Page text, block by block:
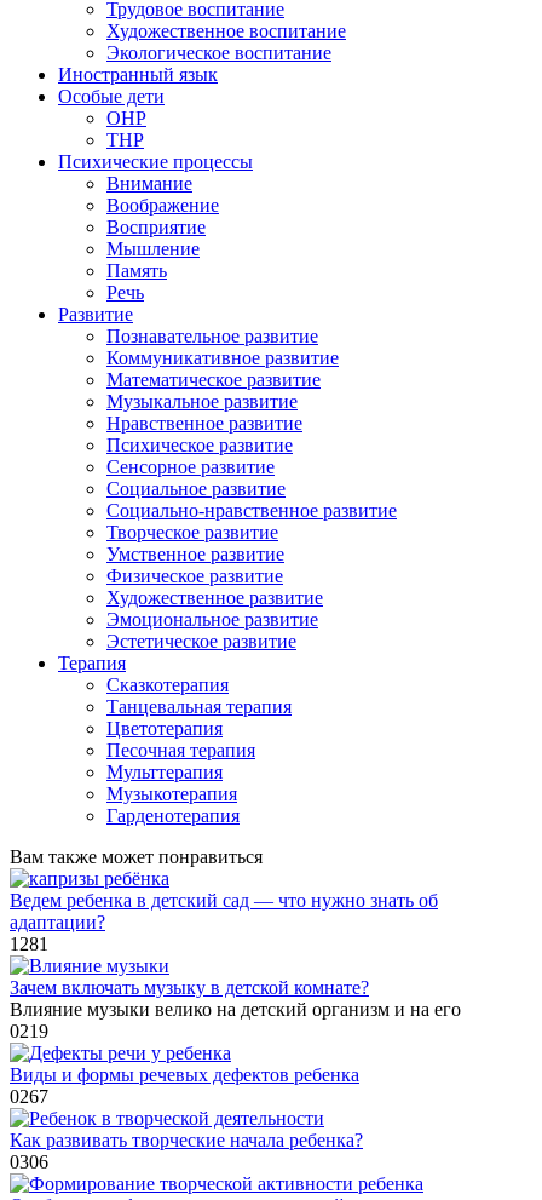
Трудовое воспитание
Художественное воспитание
Экологическое воспитание
Иностранный язык
Особые дети
ОНР
ТНР
Психические процессы
Внимание
Воображение
Восприятие
Мышление
Память
Речь
Развитие
Познавательное развитие
Коммуникативное развитие
Математическое развитие
Музыкальное развитие
Нравственное развитие
Психическое развитие
Сенсорное развитие
Социальное развитие
Социально-нравственное развитие
Творческое развитие
Умственное развитие
Физическое развитие
Художественное развитие
Эмоциональное развитие
Эстетическое развитие
Терапия
Сказкотерапия
Танцевальная терапия
Цветотерапия
Песочная терапия
Мульттерапия
Музыкотерапия
Гарденотерапия
Вам также может понравиться
Ведем ребенка в детский сад — что нужно знать об
адаптации?
1 281
Зачем включать музыку в детской комнате?
Влияние музыки велико на детский организм и на его
0219
Виды и формы речевых дефектов ребенка
0267
Как развивать творческие начала ребенка?
0306